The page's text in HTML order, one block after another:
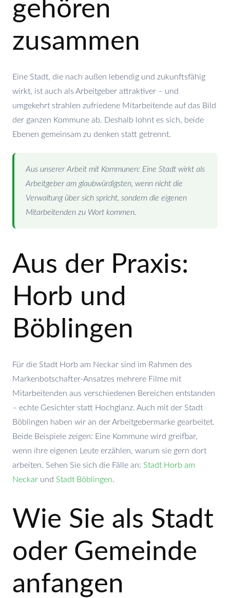
gehören
zusammen
Eine Stadt, die nach außen lebendig und zukunftsfähig
wirkt, ist auch als Arbeitgeber attraktiver – und
umgekehrt strahlen zufriedene Mitarbeitende auf das Bild
der ganzen Kommune ab. Deshalb lohnt es sich, beide
Ebenen gemeinsam zu denken statt getrennt.
Aus unserer Arbeit mit Kommunen: Eine Stadt wirkt als
Arbeitgeber am glaubwürdigsten, wenn nicht die
Verwaltung über sich spricht, sondern die eigenen
Mitarbeitenden zu Wort kommen.
Aus der Praxis:
Horb und
Böblingen
Für die Stadt Horb am Neckar sind im Rahmen des
Markenbotschafter-Ansatzes mehrere Filme mit
Mitarbeitenden aus verschiedenen Bereichen entstanden
– echte Gesichter statt Hochglanz. Auch mit der Stadt
Böblingen haben wir an der Arbeitgebermarke gearbeitet.
Beide Beispiele zeigen: Eine Kommune wird greifbar,
wenn ihre eigenen Leute erzählen, warum sie gern dort
arbeiten. Sehen Sie sich die Fälle an: Stadt Horb am
Neckar und Stadt Böblingen.
Wie Sie als Stadt
oder Gemeinde
anfangen